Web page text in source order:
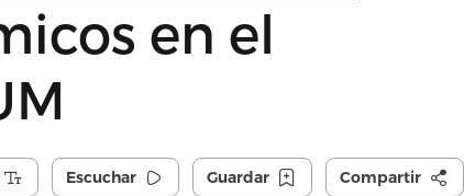
en el
Escuchar Guardar Compartir